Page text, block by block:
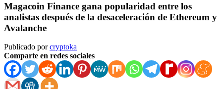
Magacoin Finance gana popularidad entre los
analistas después de la desaceleración de Ethereum y
Avalanche
Publicado porcryptoka
Comparte en redes sociales